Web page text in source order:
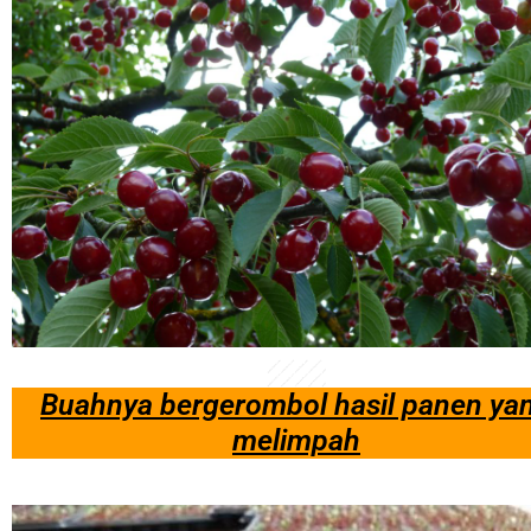
Buahnya bergerombol hasil panen
melimpah